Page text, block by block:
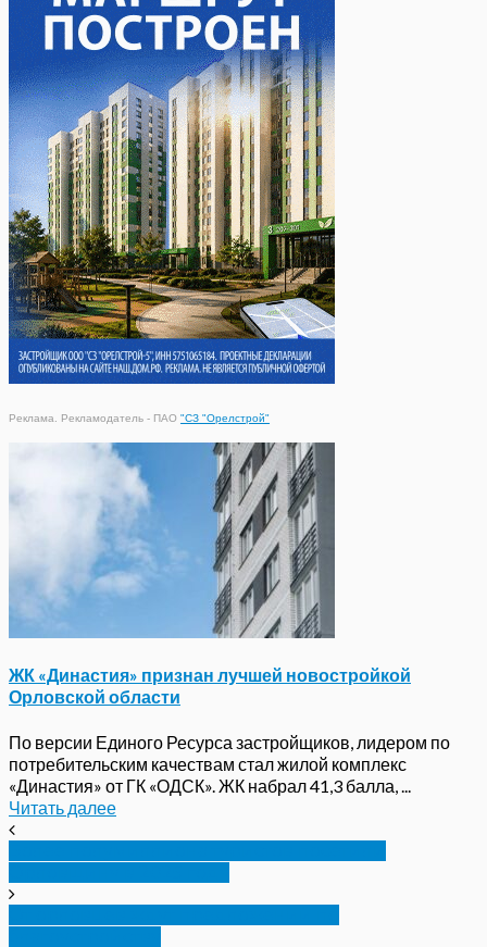
Реклама. Рекламодатель - ПАО "СЗ "Орелстрой"
ЖК «Династия» признан лучшей новостройкой
Орловской области
По версии Единого Ресурса застройщиков, лидером по
потребительским качествам стал жилой комплекс
«Династия» от ГК «ОДСК». ЖК набрал 41,3 балла, ...
Читать далее